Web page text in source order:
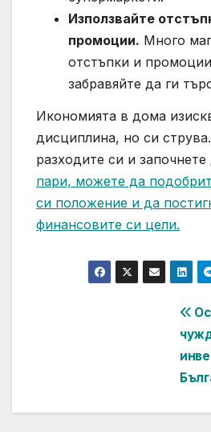
Използвайте
промоции. Много
отстъпки и
забравяйте да ги
Икономията в дома
дисциплина, но си
разходите си и започнете
пари, можете да
си положение и да
финансовите си цели.